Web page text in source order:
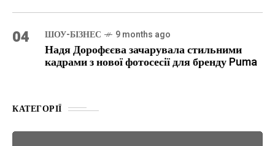
04 ШОУ-БІЗНЕС 9 months ago
Надя Дорофєєва зачарувала стильними
кадрами з нової фотосесії для бренду Puma
КАТЕГОРІЇ